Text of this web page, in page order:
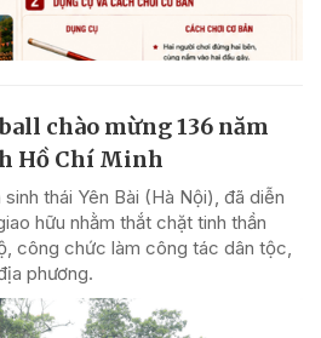
chào mừng 136 năm
Hồ Chí Minh
thái Yên Bài (Hà Nội), đã diễn
hữu nhằm thắt chặt tinh thần
công chức làm công tác dân tộc,
phương.